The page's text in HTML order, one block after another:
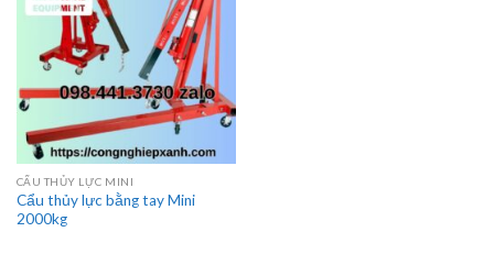
CẨU THỦY LỰC MINI
Cẩu thủy lực bằng tay Mini
2000kg